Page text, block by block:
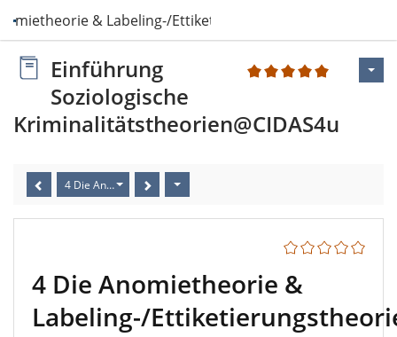
& Labeling-/Ettiketierungsthe…
1
Einführung
Soziologische
Kriminalitätstheorien@CIDAS4u
4 Die Anomietheorie & Labeling-/Ettiketierungstheorie (4/9)
4 Die Anomietheorie &
Labeling-/